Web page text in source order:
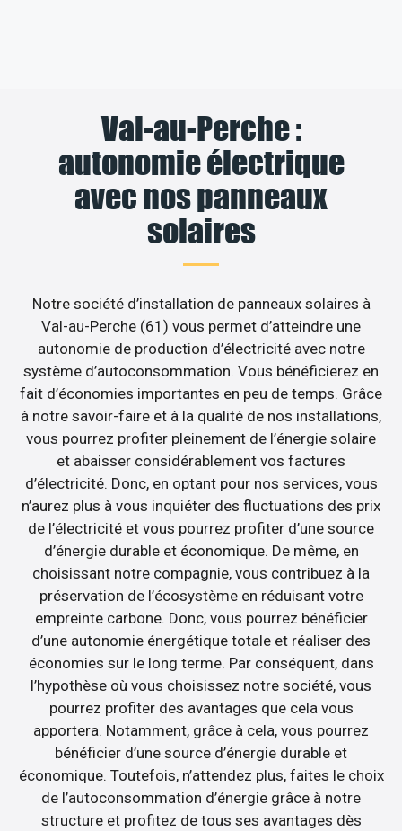
Val-au-Perche :
autonomie électrique
avec nos panneaux
solaires
Notre société d’installation de panneaux solaires à
Val-au-Perche (61) vous permet d’atteindre une
autonomie de production d’électricité avec notre
système d’autoconsommation. Vous bénéficierez en
fait d’économies importantes en peu de temps. Grâce
à notre savoir-faire et à la qualité de nos installations,
vous pourrez profiter pleinement de l’énergie solaire
et abaisser considérablement vos factures
d’électricité. Donc, en optant pour nos services, vous
n’aurez plus à vous inquiéter des fluctuations des prix
de l’électricité et vous pourrez profiter d’une source
d’énergie durable et économique. De même, en
choisissant notre compagnie, vous contribuez à la
préservation de l’écosystème en réduisant votre
empreinte carbone. Donc, vous pourrez bénéficier
d’une autonomie énergétique totale et réaliser des
économies sur le long terme. Par conséquent, dans
l’hypothèse où vous choisissez notre société, vous
pourrez profiter des avantages que cela vous
apportera. Notamment, grâce à cela, vous pourrez
bénéficier d’une source d’énergie durable et
économique. Toutefois, n’attendez plus, faites le choix
de l’autoconsommation d’énergie grâce à notre
structure et profitez de tous ses avantages dès